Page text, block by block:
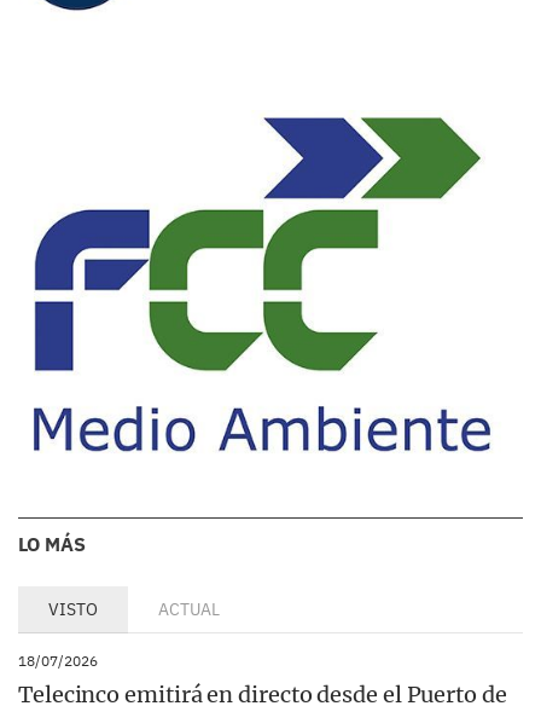
LO MÁS
VISTO ACTUAL
18/07/2026
Telecinco emitirá en directo desde el Puerto de